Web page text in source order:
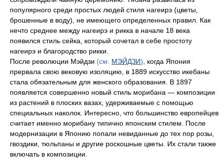
популярного среди простых людей стиля нагеирэ (цветы,
брошенные в воду), не имеющего определенных правил. Как
нечто среднее между нагеирэ и рикка в начале 18 века
появился стиль сейка, который сочетал в себе простоту
нагеирэ и благородство рикки.
После революции Мэйдзи (см. МЭЙДЗИ) , когда Япония
прервала свою вековую изоляцию, в 1889 искусство икебаны
стала обязательным для женского образования. В 1897
появляется совершенно новый стиль морибана — композиции
из растений в плоских вазах, удерживаемые с помощью
специальных наколок. Интересно, что большинство европейцев
считает именно морибану типично японским стилем. После
модернизации в Японию попали невиданные до тех пор розы,
гвоздики, тюльпаны и другие роскошные цветы. Их стали также
включать в композиции.